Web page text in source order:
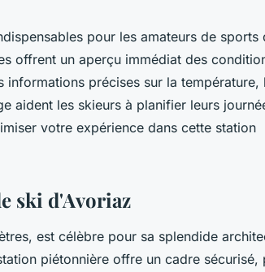
pour les amateurs de sports
offrent un aperçu immédiat des
précises sur la température,
aident les skieurs à planifier leurs
votre expérience dans cette station
ski d'Avoriaz
est célèbre pour sa splendide
piétonnière offre un cadre sécurisé,